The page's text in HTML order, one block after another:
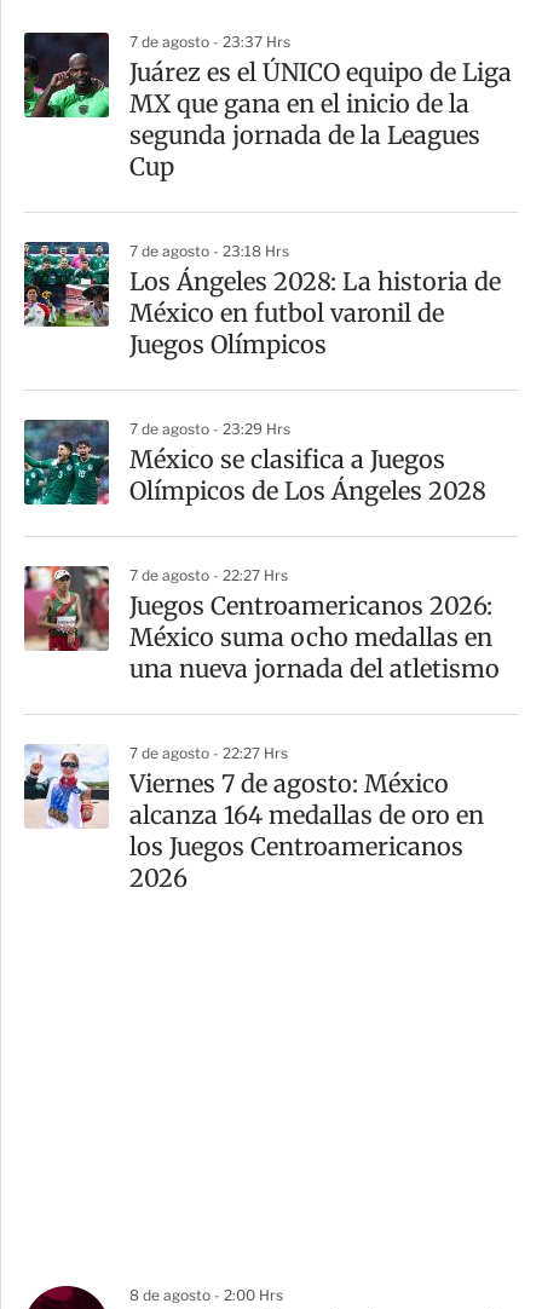
a
r
t
7 de agosto - 23:37 Hrs
Juárez es el ÚNICO equipo de Liga
MX que gana en el inicio de la
segunda jornada de la Leagues
Cup
7 de agosto - 23:18 Hrs
Los Ángeles 2028: La historia de
México en futbol varonil de
Juegos Olímpicos
7 de agosto - 23:29 Hrs
México se clasifica a Juegos
Olímpicos de Los Ángeles 2028
7 de agosto - 22:27 Hrs
Juegos Centroamericanos 2026:
México suma ocho medallas en
una nueva jornada del atletismo
7 de agosto - 22:27 Hrs
Viernes 7 de agosto: México
alcanza 164 medallas de oro en
los Juegos Centroamericanos
2026
8 de agosto - 2:00 Hrs